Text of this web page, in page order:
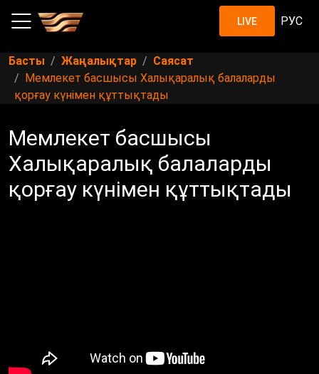
LIVE РУС
Басты Жаңалықтар
Саясат
Мемлекет басшысы Халықаралық балаларды
қорғау күнімен құттықтады
Мемлекет басшысы
Халықаралық балаларды
қорғау күнімен құттықтады